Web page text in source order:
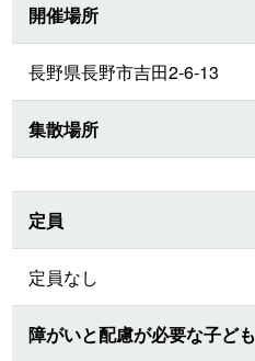
開催場所
長野県長野市吉田2-6-13
集散場所
定員
定員なし
障がいと配慮が必要な子ど